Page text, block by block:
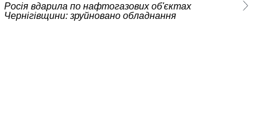
Росія вдарила по нафтогазових об'єктах
Чернігівщини: зруйновано обладнання